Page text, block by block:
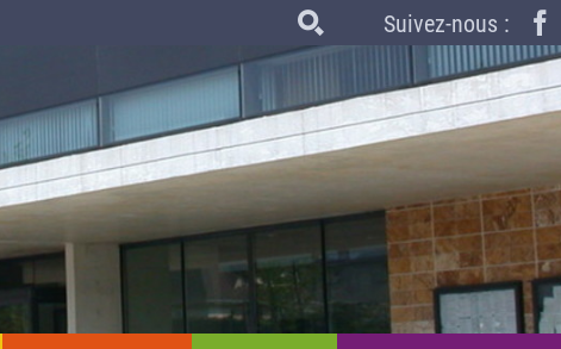
Suivez-nous :